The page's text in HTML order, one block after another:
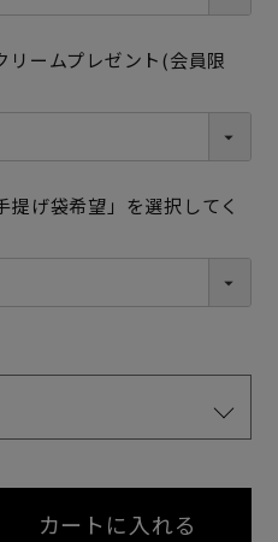
カートに入れる
リームプレゼント(会員限
げ袋希望」を選択してく